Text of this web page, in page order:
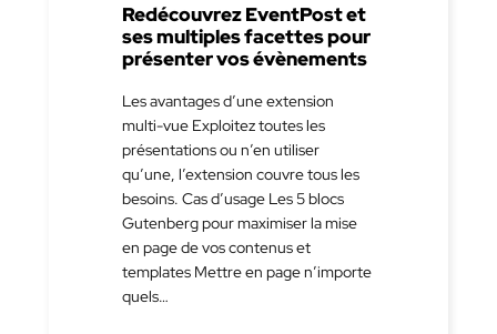
Redécouvrez EventPost et
ses multiples facettes pour
présenter vos évènements
Les avantages d’une extension
multi-vue Exploitez toutes les
présentations ou n’en utiliser
qu’une, l’extension couvre tous les
besoins. Cas d’usage Les 5 blocs
Gutenberg pour maximiser la mise
en page de vos contenus et
templates Mettre en page n’importe
quels…